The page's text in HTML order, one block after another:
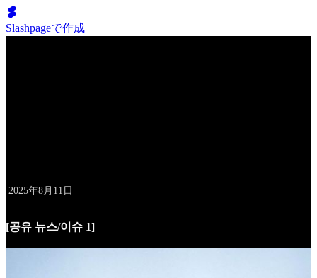
Slashpageで作成
2025年8月11日
[공유 뉴스/이슈 1]